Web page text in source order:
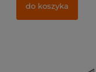
do koszyka